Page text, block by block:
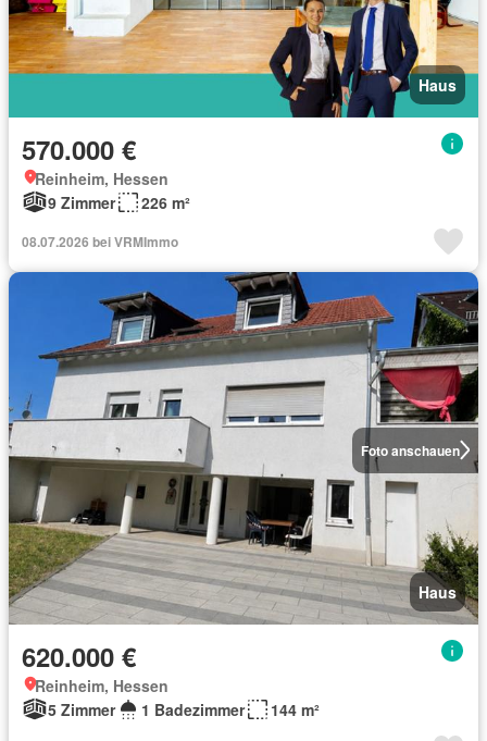
Haus
570.000 €
Reinheim, Hessen
9 Zimmer
226 m²
08.07.2026 bei VRMImmo
Foto anschauen
Haus
620.000 €
Reinheim, Hessen
5 Zimmer
1 Badezimmer 144 m²